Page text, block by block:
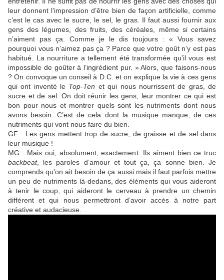
leur donnent l’impression d’être bien de façon artificielle, comme
c’est le cas avec le sucre, le sel, le gras. Il faut aussi fournir aux
gens des légumes, des fruits, des céréales, même si certains
n’aiment pas ça. Comme je le dis toujours : « Vous savez
pourquoi vous n’aimez pas ça ? Parce que votre goût n’y est pas
habitué. La nourriture a tellement été transformée qu’il vous est
impossible de goûter à l’ingrédient pur. » Alors, que faisons-nous
? On convoque un conseil à D.C. et on explique la vie à ces gens
qui ont inventé le Top-Ten et qui nous nourrissent de gras, de
sucre et de sel. On doit réunir les gens, leur montrer ce qui est
bon pour nous et montrer quels sont les nutriments dont nous
avons besoin. C’est de cela dont la musique manque, de ces
nutriments qui vont nous faire du bien.
GF : Les gens mettent trop de sucre, de graisse et de sel dans
leur musique !
MG : Mais oui, absolument, exactement. Ils aiment bien ce truc
backbeat, les paroles d’amour et tout ça, ça sonne bien. Je
comprends qu’on ait besoin de ça aussi mais il faut parfois mettre
un peu de nutriments là-dedans, des éléments qui vous aideront
à tenir le coup, qui aideront le cerveau à prendre un chemin
différent et qui nous permettront d’avoir accès à notre part
créative et audacieuse.